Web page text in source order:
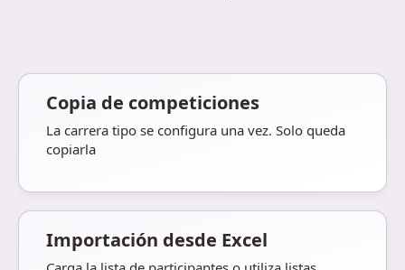
Copia de competiciones
La carrera tipo se configura una vez. Solo queda
copiarla
Importación desde Excel